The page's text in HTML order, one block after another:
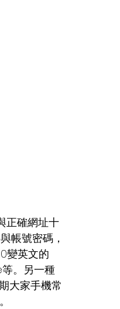
正確網址十
帳號密碼，
變英文的
。另一種
大家手機常